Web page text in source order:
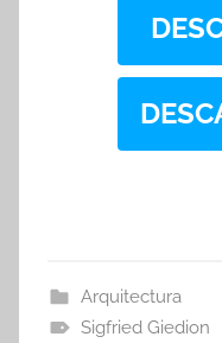
Arquitectura
Sigfried Giedion